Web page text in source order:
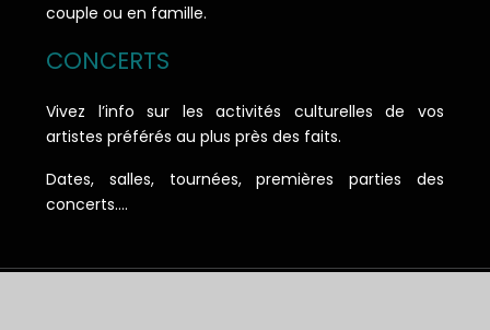
couple ou en famille.
CONCERTS
Vivez l’info sur les activités culturelles de vos
artistes préférés au plus près des faits.
Dates, salles, tournées, premières parties des
concerts….